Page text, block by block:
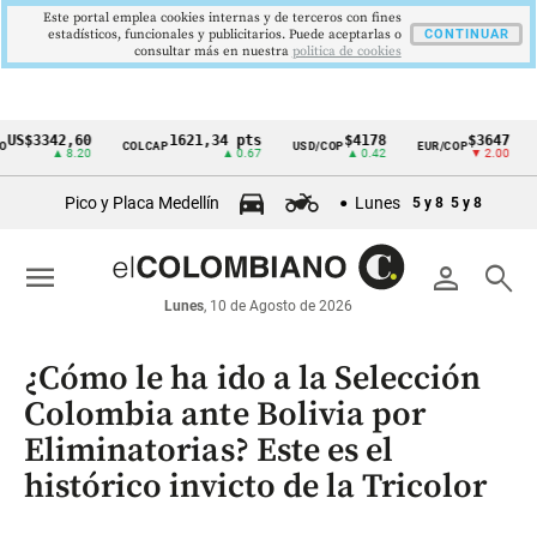
Cintillo
económicos
Colombia
▲ 8.20
COLCAP1621,34 pts USD/COP$4178
▲ 0.42
EUR/COP$3647
▼ 2.00
Pico y Placa Medellín Lunes 5 y 8 5 y 8
person search
Lunes, 10 de Agosto de 2026
menu
¿Cómo le ha ido a la Selección
Colombia ante Bolivia por
Eliminatorias? Este es el
histórico invicto de la Tricolor
Este portal emplea cookies internas y de terceros con fines
estadísticos, funcionales y publicitarios. Puede aceptarlas o
consultar más en nuestra politica de cookies
CONTINUAR